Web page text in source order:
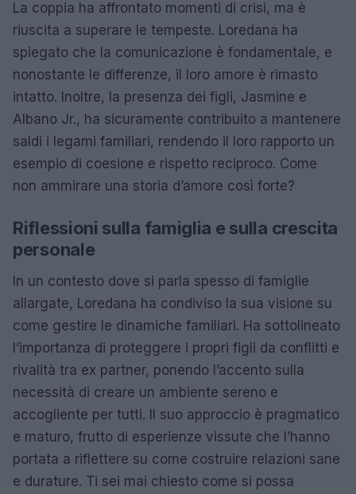
La coppia ha affrontato momenti di crisi, ma è
riuscita a superare le tempeste. Loredana ha
spiegato che la comunicazione è fondamentale, e
nonostante le differenze, il loro amore è rimasto
intatto. Inoltre, la presenza dei figli, Jasmine e
Albano Jr., ha sicuramente contribuito a mantenere
saldi i legami familiari, rendendo il loro rapporto un
esempio di coesione e rispetto reciproco. Come
non ammirare una storia d’amore così forte?
Riflessioni sulla famiglia e sulla crescita
personale
In un contesto dove si parla spesso di famiglie
allargate, Loredana ha condiviso la sua visione su
come gestire le dinamiche familiari. Ha sottolineato
l’importanza di proteggere i propri figli da conflitti e
rivalità tra ex partner, ponendo l’accento sulla
necessità di creare un ambiente sereno e
accogliente per tutti. Il suo approccio è pragmatico
e maturo, frutto di esperienze vissute che l’hanno
portata a riflettere su come costruire relazioni sane
e durature. Ti sei mai chiesto come si possa